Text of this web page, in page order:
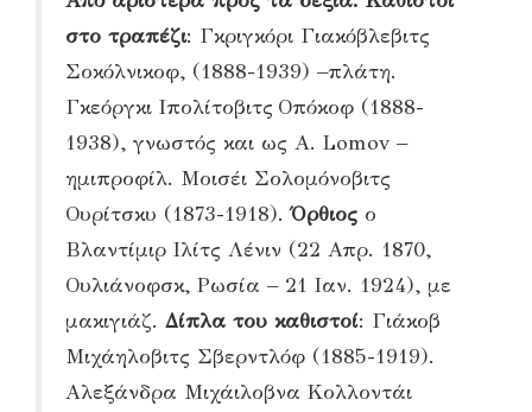
στο τραπέζι: Γκριγκόρι Γιακόβλεβιτς
Σοκόλνικοφ, (1888-1939) –πλάτη.
Γκεόργκι Ιπολίτοβιτς Οπόκοφ (1888-
1938), γνωστός και ως Α. Lomov –
ημιπροφίλ. Μοισέι Σολομόνοβιτς
Ουρίτσκυ (1873-1918).Όρθιος ο
Βλαντίμιρ Ιλίτς Λένιν (22 Απρ. 1870,
Ουλιάνοφσκ, Ρωσία – 21 Ιαν. 1924), με
μακιγιάζ. Δίπλα του καθιστοί: Γιάκοβ
Μιχάηλοβιτς Σβερντλόφ (1885-1919).
Αλεξάνδρα Μιχάιλοβνα Κολλοντάι